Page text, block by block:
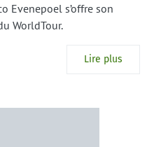
Evenepoel s’offre son
WorldTour.
Lire plus